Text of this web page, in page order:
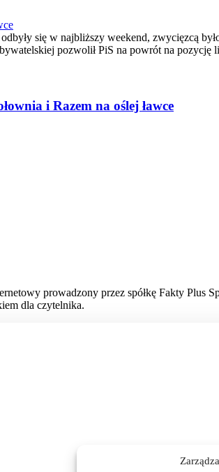
się w najbliższy weekend, zwycięzcą
pozwolił PiS na powrót na pozycję
i Razem na oślej ławce
prowadzony przez spółkę Fakty Plus
dla czytelnika.